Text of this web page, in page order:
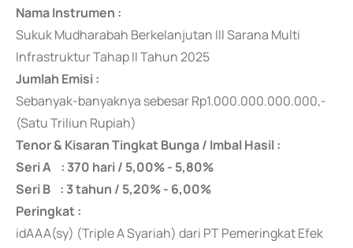
Nama Instrumen :
Sukuk Mudharabah Berkelanjutan III Sarana Multi
Infrastruktur Tahap II Tahun 2025
Jumlah Emisi :
Sebanyak-banyaknya sebesar Rp1.000.000.000.000,-
(Satu Triliun Rupiah)
Tenor & Kisaran Tingkat Bunga / Imbal Hasil :
Seri A : 370 hari / 5,00% - 5,80%
Seri B : 3 tahun / 5,20% - 6,00%
Peringkat :
idAAA(sy) (Triple A Syariah) dari PT Pemeringkat Efek